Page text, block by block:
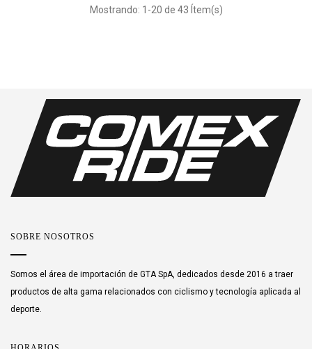
Mostrando: 1-20 de 43 Ítem(s)
SOBRE NOSOTROS
Somos el área de importación de GTA SpA, dedicados desde 2016 a traer
productos de alta gama relacionados con ciclismo y tecnología aplicada al
deporte.